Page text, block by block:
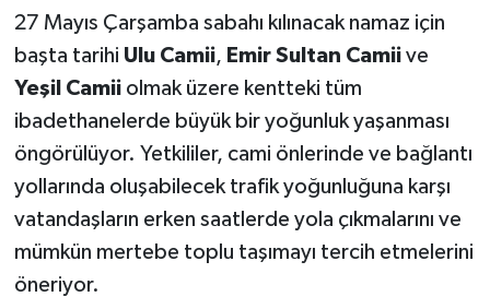
27 Mayıs Çarşamba sabahı kılınacak namaz için
başta tarihi Ulu Camii, Emir Sultan Camiive
Yeşil Camiiolmak üzere kentteki tüm
ibadethanelerde büyük bir yoğunluk yaşanması
öngörülüyor. Yetkililer, cami önlerinde ve bağlantı
yollarında oluşabilecek trafik yoğunluğuna karşı
vatandaşların erken saatlerde yola çıkmalarını ve
mümkün mertebe toplu taşımayı tercih etmelerini
öneriyor.